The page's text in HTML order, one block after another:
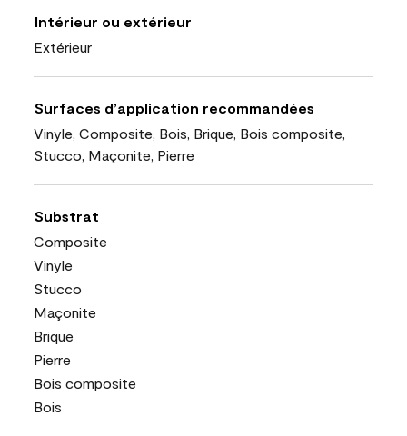
Intérieur ou extérieur
Extérieur
Surfaces d’application recommandées
Vinyle, Composite, Bois, Brique, Bois composite,
Stucco, Maçonite, Pierre
Substrat
Composite
Vinyle
Stucco
Maçonite
Brique
Pierre
Bois composite
Bois